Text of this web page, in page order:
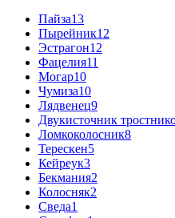
Пайза13
Пырейник12
Эстрагон12
Фацелия11
Могар10
Чумиза10
Лядвенец9
Двукисточник
Ломкоколосник8
Терескен5
Кейреук3
Бекмания2
Колосняк2
Сведа1